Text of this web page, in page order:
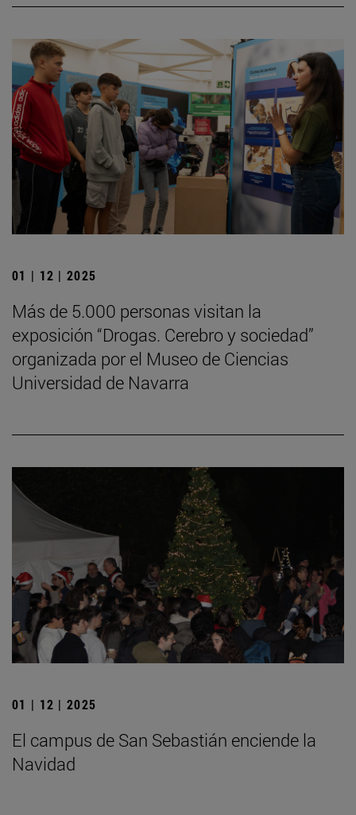
01 | 12 | 2025
Más de 5.000 personas visitan la
exposición “Drogas. Cerebro y sociedad”
organizada por el Museo de Ciencias
Universidad de Navarra
01 | 12 | 2025
El campus de San Sebastián enciende la
Navidad